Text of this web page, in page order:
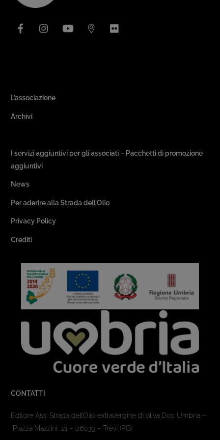
YouTube
L’associazione
Archivi
I servizi aggiuntivi per gli associati – Pacchetti di promozione
aggiuntivi
News
Per aderire alla Strada dell’Olio
Privacy Policy
Crediti
CONTATTI
Editore Ass. Strada dell’Olio extravergine di oliva Dop Umbria –
Piazza Mazzini, 21 – 06039 – Trevi (PG)